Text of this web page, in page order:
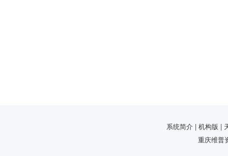
系统简介 | 机构版 |
重庆维普